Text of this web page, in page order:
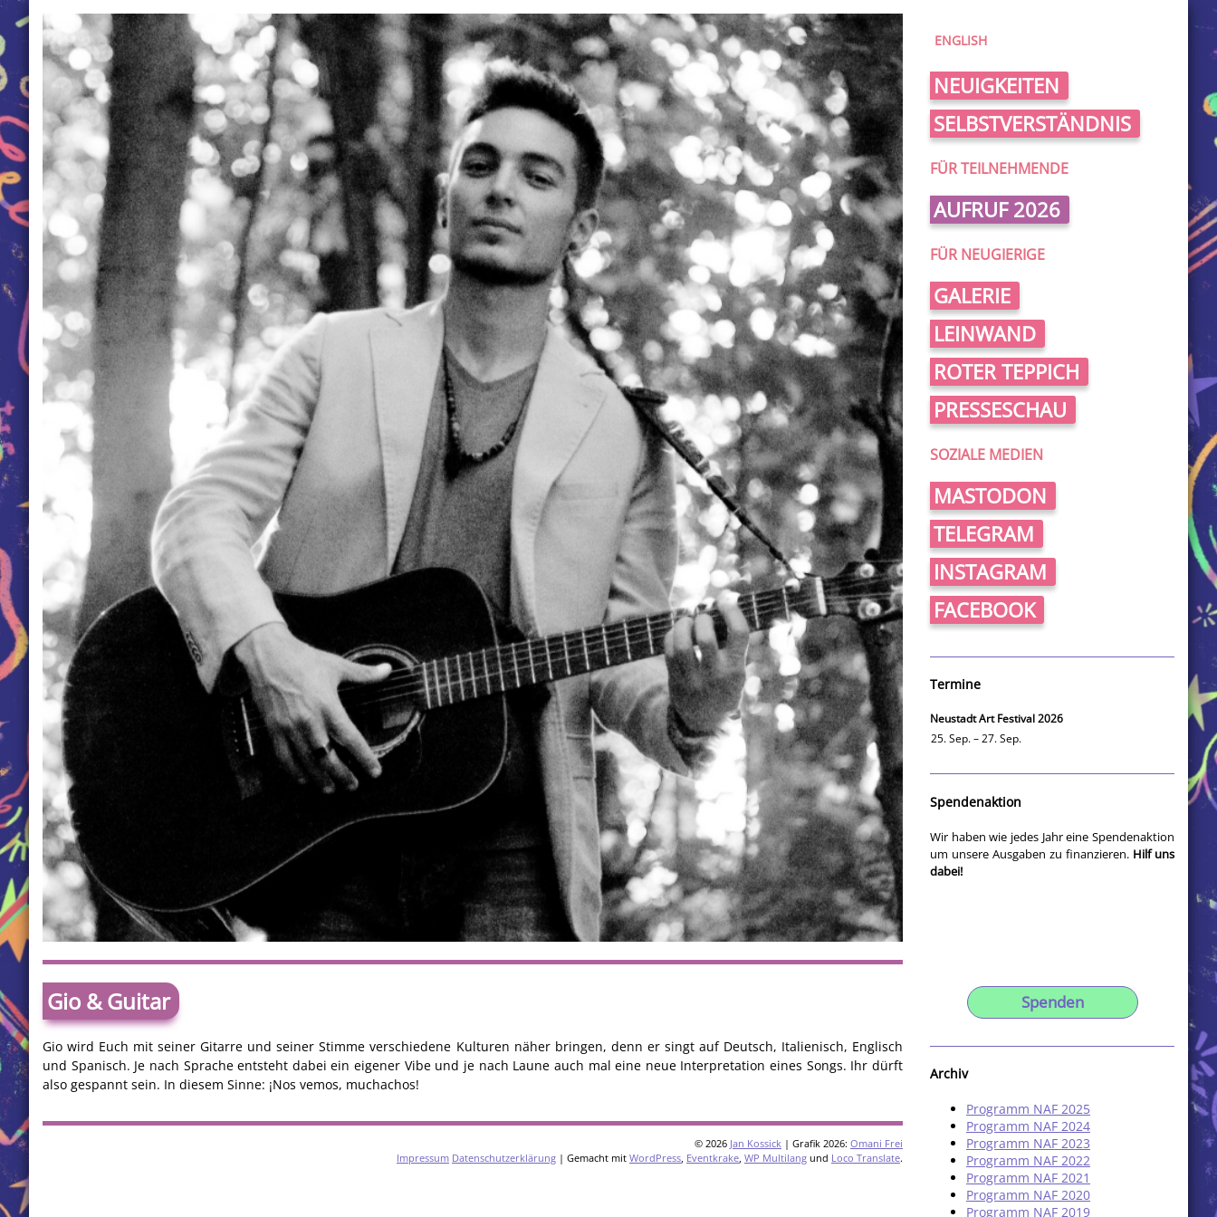
Gio & Guitar
Gio wird Euch mit seiner Gitarre und seiner Stimme verschiedene Kulturen näher bringen, denn er singt auf Deutsch, Italienisch, Englisch
und Spanisch. Je nach Sprache entsteht dabei ein eigener Vibe und je nach Laune auch mal eine neue Interpretation eines Songs. Ihr dürft
also gespannt sein. In diesem Sinne: ¡Nos vemos, muchachos!
© 2026 Jan Kossick | Grafik 2026: Omani Frei
Impressum Datenschutzerklärung | Gemacht mit WordPress Eventkrake WP Multilang und Loco Translate.
ENGLISH
NEUIGKEITEN
SELBSTVERSTÄNDNIS
FÜR TEILNEHMENDE
AUFRUF 2026
FÜR NEUGIERIGE
GALERIE
LEINWAND
ROTER TEPPICH
PRESSESCHAU
SOZIALE MEDIEN
MASTODON
TELEGRAM
INSTAGRAM
FACEBOOK
Termine
Neustadt Art Festival 2026
25. Sep. – 27. Sep.
Spendenaktion
Wir haben wie jedes Jahr eine Spendenaktion
um unsere Ausgaben zu finanzieren. Hilf uns
dabei!
Spenden
Archiv
Programm NAF 2025
Programm NAF 2024
Programm NAF 2023
Programm NAF 2022
Programm NAF 2021
Programm NAF 2020
Programm NAF 2019